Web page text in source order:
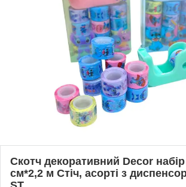
Скотч декоративний Decor
см*2,2 м Стіч, асорті з